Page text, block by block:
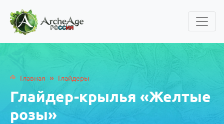
Главная » Глайдеры
Глайдер-крылья «Желтые
розы»